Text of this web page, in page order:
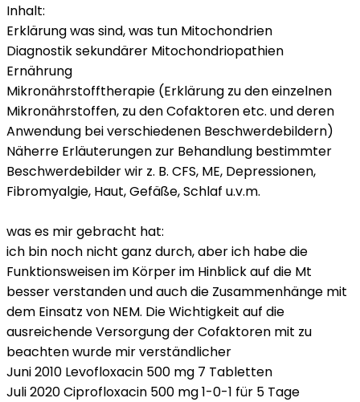
Inhalt:
Erklärung was sind, was tun Mitochondrien
Diagnostik sekundärer Mitochondriopathien
Ernährung
Mikronährstofftherapie (Erklärung zu den einzelnen
Mikronährstoffen, zu den Cofaktoren etc. und deren
Anwendung bei verschiedenen Beschwerdebildern)
Näherre Erläuterungen zur Behandlung bestimmter
Beschwerdebilder wir z. B. CFS, ME, Depressionen,
Fibromyalgie, Haut, Gefäße, Schlaf u.v.m.
was es mir gebracht hat:
ich bin noch nicht ganz durch, aber ich habe die
Funktionsweisen im Körper im Hinblick auf die Mt
besser verstanden und auch die Zusammenhänge mit
dem Einsatz von NEM. Die Wichtigkeit auf die
ausreichende Versorgung der Cofaktoren mit zu
beachten wurde mir verständlicher
Juni 2010 Levofloxacin 500 mg 7 Tabletten
Juli 2020 Ciprofloxacin 500 mg 1-0-1 für 5 Tage